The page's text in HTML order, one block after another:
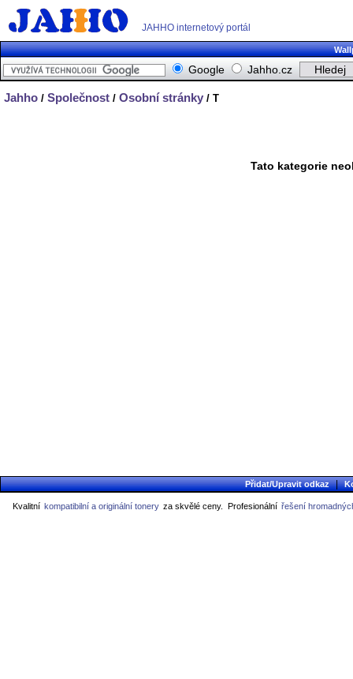
JAHHO internetový portál
Google Jahho.cz
Jahho / Společnost / Osobní stránky / T
Tato kategorie
Přidat/Upravit odkaz |
Kvalitní kompatibilní a originální tonery za skvělé ceny. Profesionální řešení